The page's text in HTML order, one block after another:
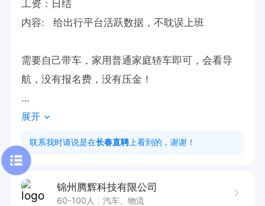
工资：日结
内容:   给出行平台活跃数据，不耽误上班
需要自己带车，家用普通家庭轿车即可，会看导
航，没有报名费，没有压金！
工作时间自选
白天晚上都可以，按照自己的时间定
①工资240元2小时左右 当天结算，自己所在城区
30公里
②工资180元，1小时左右，15公里
展开
联系我时请说是在长春直聘 上看到的，谢谢！
锦州腾辉科技有限公司
60-100人 汽车、物流